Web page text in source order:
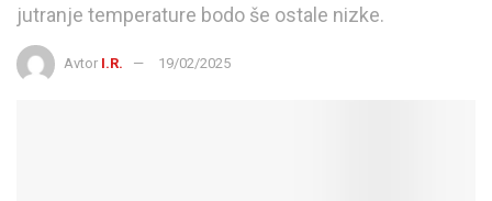
jutranje temperature bodo še ostale nizke.
Avtor I.R. 19/02/2025